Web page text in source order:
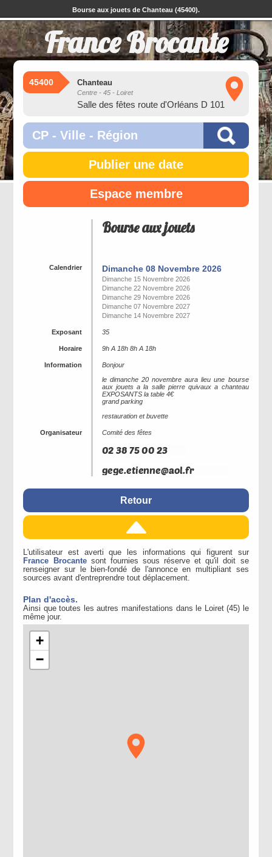
Bourse aux jouets de Chanteau (45400).
France Brocante
45400 Chanteau
Centre - 45 - Loiret
Salle des fêtes route d'Orléans D 101
Publier une date
Espace membre
Bourse aux jouets
Calendrier Dimanche 08 Novembre 2026
Dimanche 15 Novembre 2026
Dimanche 22 Novembre 2026
Dimanche 29 Novembre 2026
Dimanche 07 Novembre 2027
Dimanche 14 Novembre 2027
Exposant 35
Horaire 9h A 18h 8h A 18h
Information
Bonjour
le dimanche 20 novembre aura lieu une bourse
aux jouets a la salle pierre quivaux a chanteau
EXPOSANTS la table 4€
grand parking
restauration et buvette
Organisateur Comité des fêtes
Retour
L'utilisateur est averti que les informations qui figurent sur
France Brocantesont fournies sous réserve et qu'il doit se
renseigner sur le bien-fondé de l'annonce en multipliant ses
sources avant d'entreprendre tout déplacement.
Plan d'accès.
Ainsi que toutes les autres manifestations dans le Loiret (45) le
même jour.
+
−